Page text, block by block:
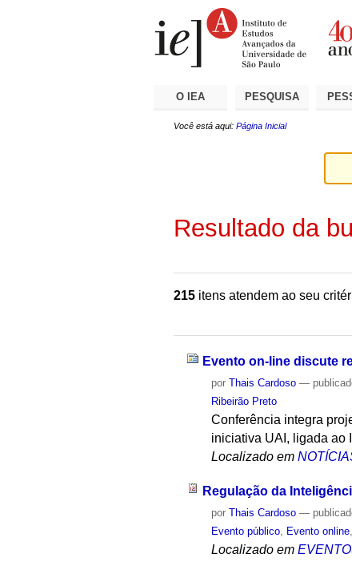
O IEA PESQUISA
Você está aqui: Página Inicial
Resultado da
215 itens atendem ao seu
Evento on-line discute
porThais Cardoso —
Ribeirão Preto
Conferência integra
iniciativa UAI, ligada ao
Localizado em
Regulação da
porThais Cardoso —
Evento público Evento online
Localizado em